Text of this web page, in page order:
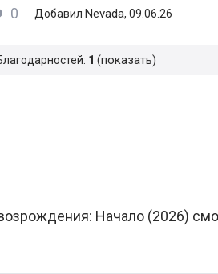
0 Добавил Nevada, 09.06.26
1 показать
Начало (2026)